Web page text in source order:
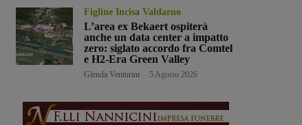
Figline Incisa Valdarno
L’area ex Bekaert ospiterà
anche un data center a impatto
zero: siglato accordo fra Comtel
e H2-Era Green Valley
Glenda Venturini 5 Agosto 2026